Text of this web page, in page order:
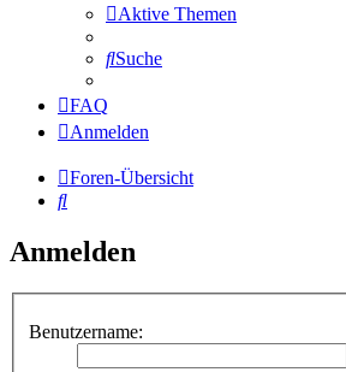
Aktive Themen
Suche
FAQ
Anmelden
Foren-Übersicht
Suche
Anmelden
Benutzername: